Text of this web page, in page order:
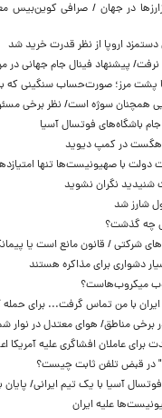
اروپا از نظر قدرت خرید شد
نرفت/ پیشنهاد فینال جام جهانی در
پشت مرز؛ صورت‌حساب سنگینی که
همچنان سوژه است/ نظر برخی
جام باشگاه‌های فوتسال آسیا
هگست در کمپ دیوید
دولت با صهیونیست‌ها تنها
شنیدید نگران نشوید
شارز شد
چه گذشت؟
شرکتی / قانون مانع است یا
دشواری برای مذاکره هستند
میکروب‌هاست؟
با من تماس گرفت... برای حمله
برای عاملان افشاگری‌ علیه
در قبض تلفن ثابت چیست؟
آسیا با یک تیم ایرانی/
علیه ایران